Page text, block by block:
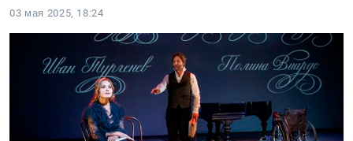
03 мая 2025, 18:24